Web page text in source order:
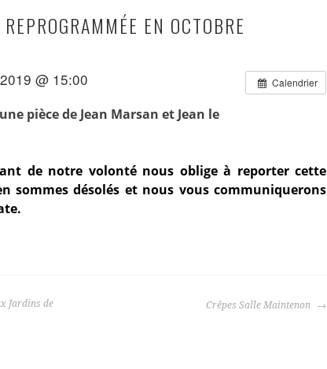
EN OCTOBRE
Calendrier
@ 15:00
une pièce de Jean Marsan et Jean le
de notre volonté nous oblige à reporter cette
sommes désolés et nous vous communiquerons
Jardins de
Crêpes Salle Maintenon